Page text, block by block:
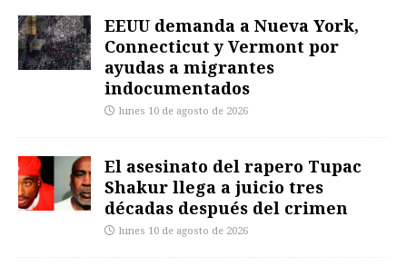
EEUU demanda a Nueva York,
Connecticut y Vermont por
ayudas a migrantes
indocumentados
lunes 10 de agosto de 2026
El asesinato del rapero Tupac
Shakur llega a juicio tres
décadas después del crimen
lunes 10 de agosto de 2026